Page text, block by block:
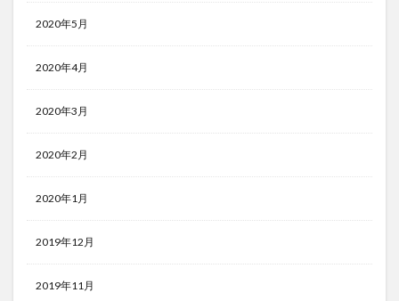
2020年5月
2020年4月
2020年3月
2020年2月
2020年1月
2019年12月
2019年11月